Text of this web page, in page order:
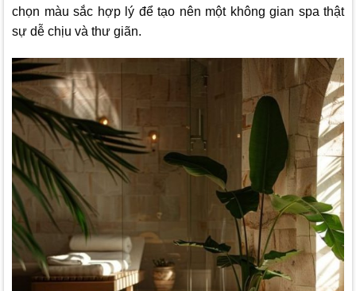
chọn màu sắc hợp lý để tạo nên một không gian spa thật
sự dễ chịu và thư giãn.